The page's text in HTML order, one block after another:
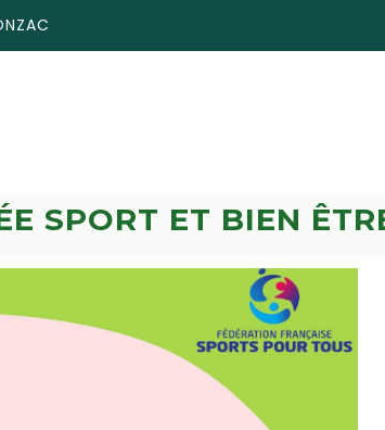
SPORT ET BIEN